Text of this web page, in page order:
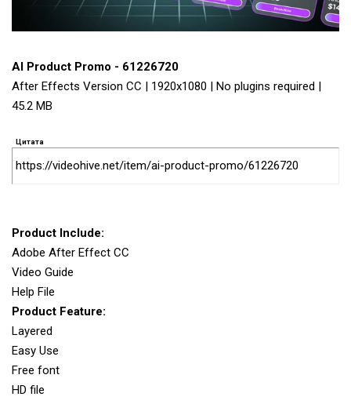
AI Product Promo - 61226720
After Effects Version CC | 1920x1080 | No plugins required |
45.2 MB
Цитата
https://videohive.net/item/ai-product-promo/61226720
Product Include:
Adobe After Effect CC
Video Guide
Help File
Product Feature:
Layered
Easy Use
Free font
HD file